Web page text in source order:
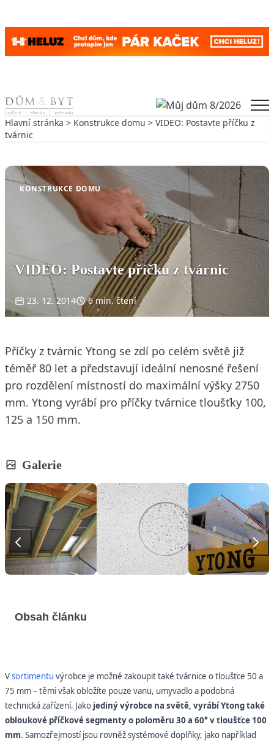
Skip to content
Hlavní stránka > Konstrukce domu > VIDEO: Postavte příčku z
tvárnic
KONSTRUKCE DOMU
VIDEO: Postavte příčku z tvárnic
23. 12. 2014 6 min. čtení
Příčky z tvárnic Ytong se zdí po celém světě již
téměř 80 let a představují ideální nenosné řešení
pro rozdělení místností do maximální výšky 2750
mm. Ytong vyrábí pro příčky tvárnice tloušťky 100,
125 a 150 mm.
Galerie
Obsah článku
Vsortimentuvýrobce je možné zakoupit také tvárnice o tloušťce 50 a
75 mm – těmi však obložíte pouze vanu, umyvadlo a podobná
technická zařízení. Jako jediný výrobce na světě, vyrábí Ytong také
obloukové příčkové segmenty o poloměru 30 a 60° v tloušťce 100
mm. Samozřejmostí jsou rovněž systémové doplňky, jako například